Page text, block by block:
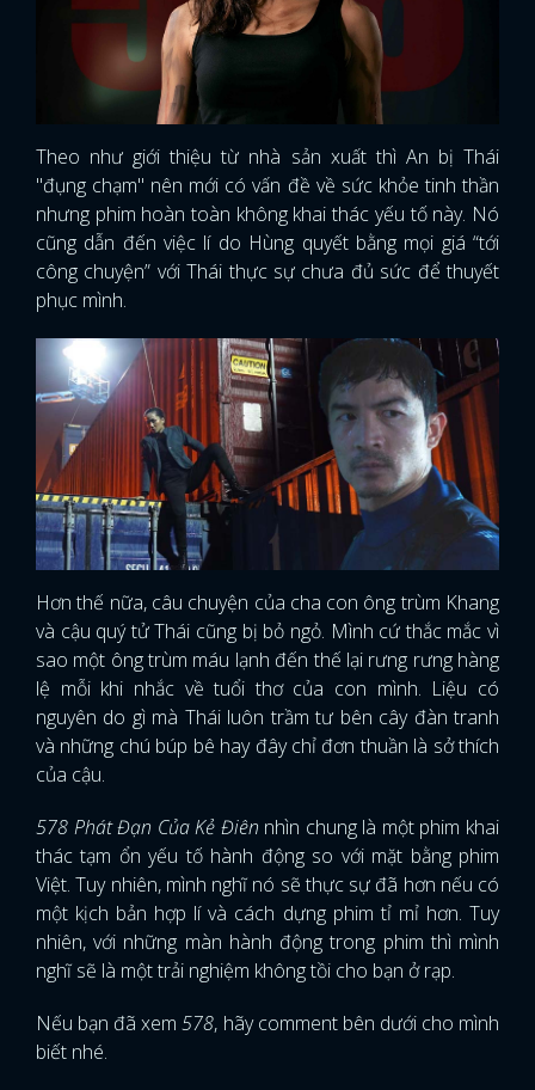
FACEBOOK GOOGLE
Theo như giới thiệu từ nhà sản xuất thì An bị Thái
"đụng chạm" nên mới có vấn đề về sức khỏe tinh thần
nhưng phim hoàn toàn không khai thác yếu tố này. Nó
cũng dẫn đến việc lí do Hùng quyết bằng mọi giá “tới
công chuyện” với Thái thực sự chưa đủ sức để thuyết
phục mình.
Hơn thế nữa, câu chuyện của cha con ông trùm Khang
và cậu quý tử Thái cũng bị bỏ ngỏ. Mình cứ thắc mắc vì
sao một ông trùm máu lạnh đến thế lại rưng rưng hàng
lệ mỗi khi nhắc về tuổi thơ của con mình. Liệu có
nguyên do gì mà Thái luôn trầm tư bên cây đàn tranh
và những chú búp bê hay đây chỉ đơn thuần là sở thích
của cậu.
578 Phát Đạn Của Kẻ Điên nhìn chung là một phim khai
thác tạm ổn yếu tố hành động so với mặt bằng phim
Việt. Tuy nhiên, mình nghĩ nó sẽ thực sự đã hơn nếu có
một kịch bản hợp lí và cách dựng phim tỉ mỉ hơn. Tuy
nhiên, với những màn hành động trong phim thì mình
nghĩ sẽ là một trải nghiệm không tồi cho bạn ở rạp.
Nếu bạn đã xem578, hãy comment bên dưới cho mình
biết nhé.